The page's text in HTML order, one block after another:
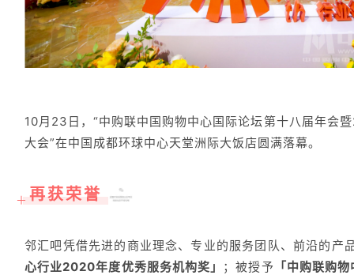
10月23日，“中购联中国购物中心国际论坛第十八届年会
大会”在中国成都环球中心天堂洲际大饭店圆满落幕。
＋ 再获荣誉
邻汇吧凭借先进的商业理念、专业的服务团队、前沿的产
心行业2020年度优秀服务机构奖」 ；被授予 「中购联购